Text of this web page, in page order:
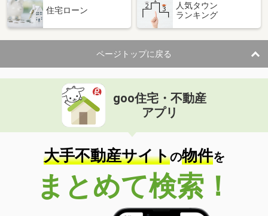
3,200万円
住 所
宮崎県宮崎市佐土原町石崎１丁目
建物面積 99.36m²
土地面積 218.5m²
宮崎県児湯郡高鍋町大字北高鍋
価 格
住 所
宮崎県児湯郡高鍋町大字北高鍋
建物面積 144.4m²
土地面積
208.03m²
宮崎県東諸県郡国富町大字本庄
価 格
1,780万円
宮崎県東諸県郡国富町大字本庄
住宅ローン
人気タウン
ランキング
ページトップに戻る
goo住宅・不動産
アプリ
大手不動産サイトの物件を
まとめて検索！